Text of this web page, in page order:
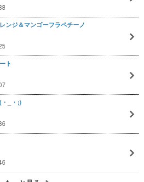
ンジ＆マンゴーフラペチーノ
ト
・_・;)